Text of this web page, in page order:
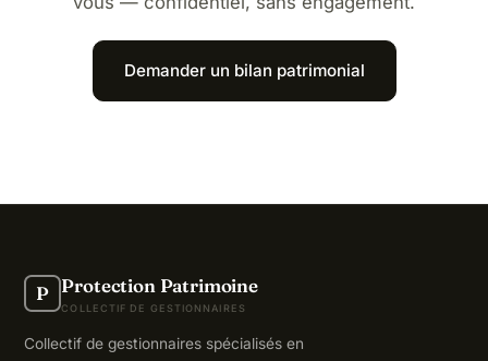
Demander un bilan patrimonial
P Protection Patrimoine
COLLECTIF DE GESTIONNAIRES
Collectif de gestionnaires spécialisés en